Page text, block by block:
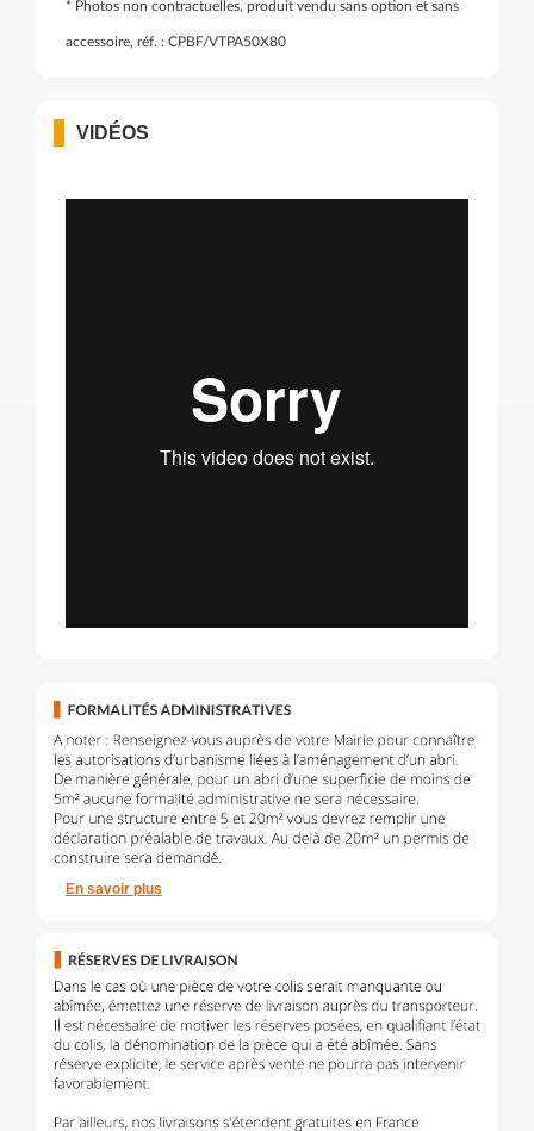
* Photos non contractuelles, produit vendu sans option et sans
accessoire, réf. : CPBF/VTPA50X80
VIDÉOS
En savoir plus